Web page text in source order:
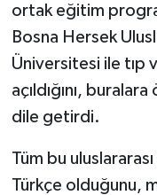
ortak eğitim
Bosna Hersek
Üniversitesi ile tıp
açıldığını,
dile getirdi.
Tüm bu
Türkçe olduğunu,